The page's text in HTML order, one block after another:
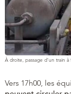
À droite, passage d’un train
Vers 17h00, les